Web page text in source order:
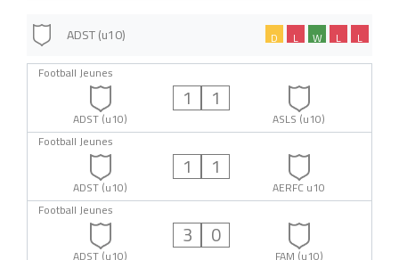
ADST (u10) L
L
W
L
D
Football Jeunes
ADST (u10)
1 1
ASLS (u10)
Football Jeunes
ADST (u10)
1 1
AERFC u10
Football Jeunes
3 0